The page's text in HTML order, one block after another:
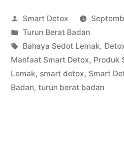
Mahal
dari
Smart
Detox
Posted
by
Smart Detox
Posted
in
Turun Berat Badan
Tags:
Bahaya Sedot Lemak,
Manfaat Smart Detox, Produk
Lemak, smart detox, Smart
Badan, turun berat badan